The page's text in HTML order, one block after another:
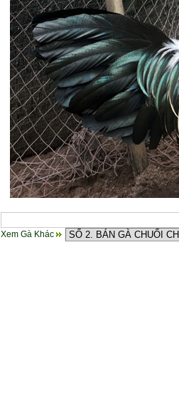
Xem Gà Khác